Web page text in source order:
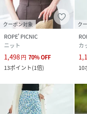
クリーニング
ブ
ブ
ブ
ン
ホ
ブ
ホ
ン
白
品番
クーポン対象
ROPE' PICNIC
ニット
1,498円 70%OFF
13ポイント(1倍)
ク
カ
10